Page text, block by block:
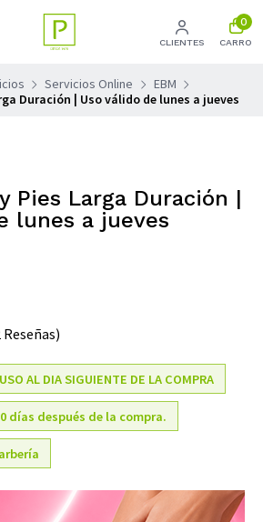
CLIENTES
0
CARRO
Servicios Online
EBM
Duración | Uso válido de lunes a jueves
Pies Larga Duración |
lunes a jueves
(2 Reseñas)
AL DIA SIGUIENTE DE LA COMPRA
días después de la compra.